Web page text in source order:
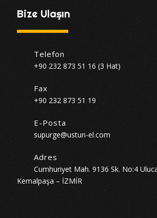
Bize Ulaşın
Telefon
+90 232 873 51 16 (3 Hat)
Fax
+90 232 873 51 19
E-Posta
supurge@ustun-el.com
Adres
Cumhuriyet Mah. 9136 Sk. No:4
Kemalpaşa – İZMİR